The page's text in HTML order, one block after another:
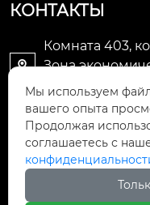
КОНТАКТЫ

Комната 403,
Зона

 +86-13665163520
Мы используем
вашего опыта
Продолжая
соглашаетесь с